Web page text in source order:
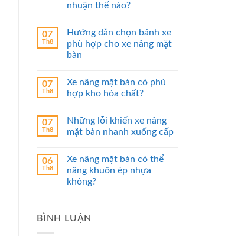
nhuận thế nào?
07
Th8
Hướng dẫn chọn bánh xe
phù hợp cho xe nâng mặt
bàn
07
Th8
Xe nâng mặt bàn có phù
hợp kho hóa chất?
07
Th8
Những lỗi khiến xe nâng
mặt bàn nhanh xuống cấp
06
Th8
Xe nâng mặt bàn có thể
nâng khuôn ép nhựa
không?
BÌNH LUẬN